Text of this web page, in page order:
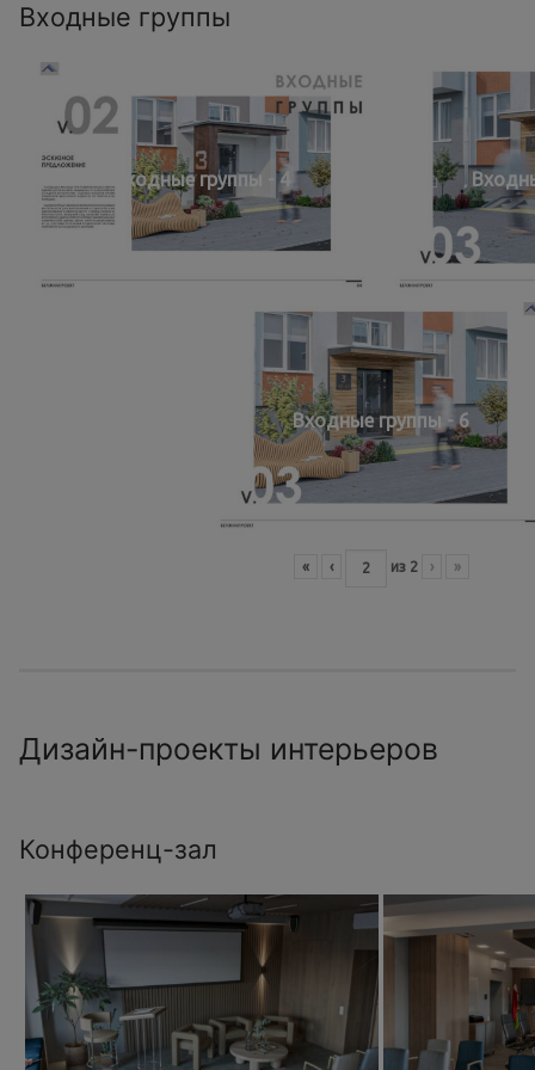
Входные группы
Входные группы - 4
Входные группы - 6
« ‹ из 2 › »
Дизайн-проекты интерьеров
Конференц-зал